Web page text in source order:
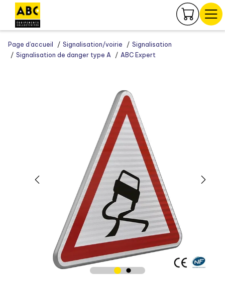
Page d’accueil Signalisation/voirie
Signalisation
Signalisation de danger type A
ABC Expert
Panneau de gestion des cookies